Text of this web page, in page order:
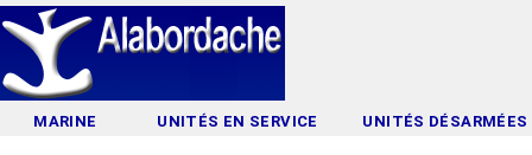
MARINE UNITÉS EN SERVICE UNITÉS DÉSARMÉES